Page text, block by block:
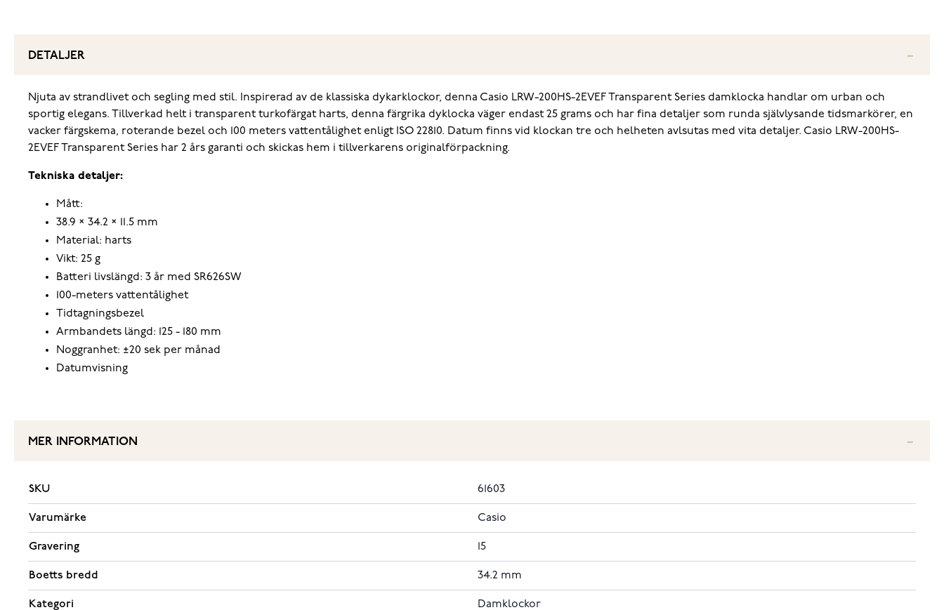
DETALJER
Njuta av strandlivet och segling med stil. Inspirerad av de klassiska dykarklockor, denna ‌Casio LRW-200HS-2EVEF Transparent Series damklocka handlar om urban och
sportig elegans. Tillverkad helt i transparent turkofärgat harts, denna färgrika dyklocka väger endast 25 grams och har fina detaljer som runda självlysande tidsmarkörer, en
vacker färgskema, roterande bezel och 100 meters vattentålighet enligt ISO 22810. Datum finns vid klockan tre och helheten avlsutas med vita detaljer. Casio LRW-200HS-
2EVEF Transparent Series har 2 års garanti och skickas hem i tillverkarens originalförpackning.
‌Tekniska detaljer:
‌Mått:
‌38.9 × 34.2 × 11.5 mm
‌Material: harts
‌Vikt: 25 g
Batteri livslängd: 3 år med SR626SW‌
‌100-meters vattentålighet
‌Tidtagningsbezel
Armbandets längd: 125 - 180 mm ‌
Noggranhet: ±20 sek per månad
‌Datumvisning
MER INFORMATION
SKU 61603
Varumärke Casio
Gravering 15
Boetts bredd 34.2 mm
Kategori Damklockor